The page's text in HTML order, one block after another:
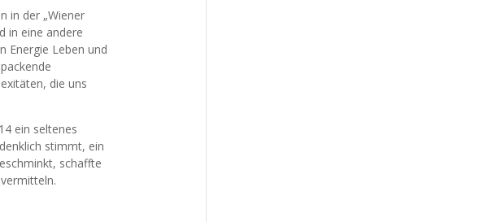
in der „Wiener
in eine andere
Energie Leben und
die uns
ein seltenes
stimmt, ein
schaffte